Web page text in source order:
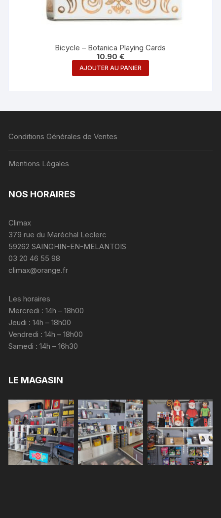
Bicycle – Botanica Playing Cards
10.90 €
AJOUTER AU PANIER
Conditions Générales de Ventes
Mentions Légales
NOS HORAIRES
Climax
379 rue du Maréchal Leclerc
59262 SAINGHIN-EN-MELANTOIS
03 20 46 55 98
climax@orange.fr
Les horaires
Mercredi : 14h – 18h00
Jeudi : 14h – 18h00
Vendredi : 14h – 18h00
Samedi : 14h – 16h30
LE MAGASIN